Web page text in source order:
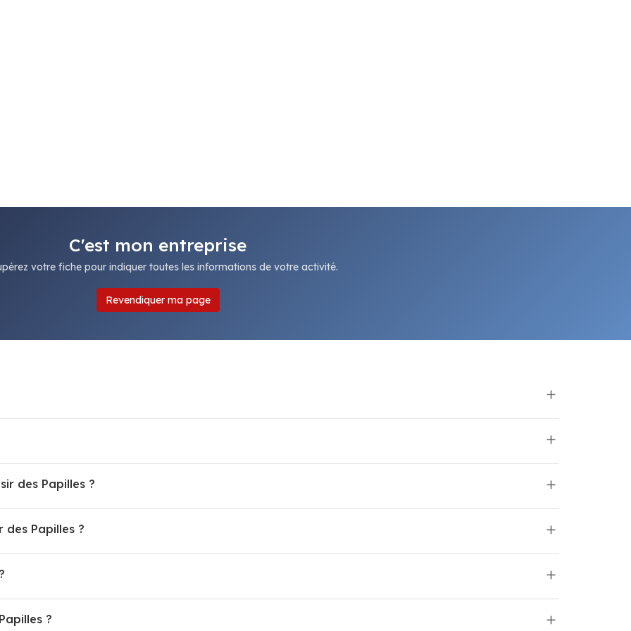
C'est mon entreprise
votre fiche pour indiquer toutes les informations de votre activité.
Revendiquer ma page
Quels sont les horaires d'ouverture de Plaisir des Papilles ?
Comment prendre rendez-vous avec Plaisir des Papilles ?
des Papilles ?
Quelles sont les prestations de Plaisir des Papilles ?